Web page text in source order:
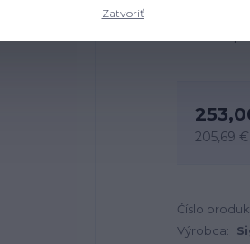
205,69 €
Číslo
Výrobca:
Zatvoriť